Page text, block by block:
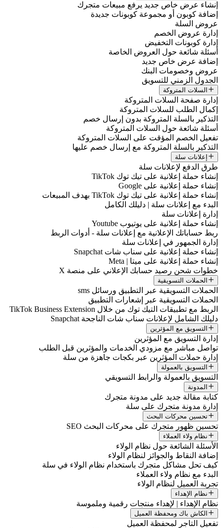
إنشاء عرض خاص جديد يرفع مبيعات متجرك
إضافة كوبون أو مجموعة كوبونات جديدة
عروض السلة
إدارة عروض الخصم
إدارة كوبونات التخفيض
أسئلة شائعة حول العروض الخاصة
إضافة عرض خاص جديد
عروض وخصومات البنك
الجدول الزمني للتسويق
السلات المتروكة
إدارة صفحة السلات المتروكة
إكمال الطلب للسلات المتروكة
التذكير بالسلة المتروكة بدون إرسال خصم
أسئلة شائعة حول السلات المتروكة
تفعيل الخصم المؤقت على السلات المتروكة
التذكير بالسلة المتروكة مع إرسال خصم عليها
إعلانات سلة
طرق الدفع لإعلانات سلة
إنشاء حملة إعلانية على تيك توك TikTok
إنشاء حملة إعلانية على Google
إنشاء حملة إعلانية على تيك توك TikTok بهدف المبيعات
البدء مع إعلانات سلة | دليلك الكامل
إدارة إعلانات سلة
إنشاء حملة إعلانية على يوتيوب Youtube
ربط حساباتك الإعلانية مع إعلانات سلة - أدوات الربط
إدارة الجمهور في إعلانات سلة
إنشاء حملة إعلانية على سناب شات Snapchat
إنشاء حملة إعلانية على ميتا | Meta
خطوات شحن رصيد حسابك الإعلاني على منصة X
الحملات التسويقية
الحملات التسويقية عبر التطبيق ورسائل sms
الحملات التسويقية عبر إشعارات التطبيق
الربط مع تطبيقات التيك توك من خلال TikTok Business Extension
دليلك الشامل لإعلانات سناب شات الناجحة Snapchat
التسويق مع المؤثرين
إدارة التسويق مع المؤثرين
تواصل مباشر مع مزودي الخدمات والمؤثرين قبل الطلب
إدارة حملات المؤثرين عبر بكجات جاهزة من سلة
التسويق بالعمولة
التسويق بالعمولة والرابط التسويقي
المدونة
كتابة مقالة جديد على مدونة متجرك
إدارة مدونة متجرك على سلة
تحسين محركات البحث
تحسين ظهور متجرك على محركات البحث SEO
نظام ولاء العملاء
الأسئلة الشائعة حول نظام الولاء
إضافة النقاط والجوائز لنظام الولاء
كيف تحل مشاكل متجرك باستخدام نظام الولاء في سلة
البدء مع نظام ولاء العملاء
تجربة العميل لنظام الولاء
نظام الإهداء
نظام الإهداء | لإهداء منتجات رقمية وملموسة
الكاش باك ومحفظة العميل
تفعيل التاجر لمحفظة العميل